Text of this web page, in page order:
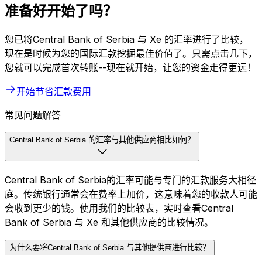
准备好开始了吗？
您已将Central Bank of Serbia 与 Xe 的汇率进行了比较，
现在是时候为您的国际汇款挖掘最佳价值了。只需点击几下，
您就可以完成首次转账--现在就开始，让您的资金走得更远！
开始节省汇款费用
常见问题解答
Central Bank of Serbia 的汇率与其他供应商相比如何？
Central Bank of Serbia的汇率可能与专门的汇款服务大相径
庭。传统银行通常会在费率上加价，这意味着您的收款人可能
会收到更少的钱。使用我们的比较表，实时查看Central
Bank of Serbia 与 Xe 和其他供应商的比较情况。
为什么要将Central Bank of Serbia 与其他提供商进行比较？